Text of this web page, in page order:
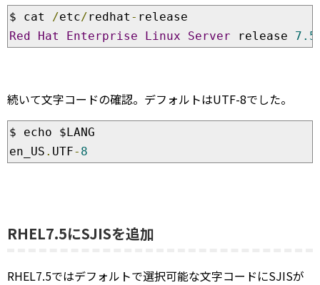
$ cat /etc/redhat -
Red
Hat Enterprise Linux Server release 7.5
続いて文字コードの確認。デフォルトはUTF-8でした。
$ echo $LANG
en_US . UTF- 8
RHEL7.5にSJISを追加
RHEL7.5ではデフォルトで選択可能な文字コードにSJISが